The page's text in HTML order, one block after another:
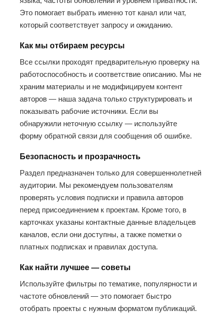
Это помогает выбрать именно тот канал или чат,
который соответствует запросу и ожиданию.
Как мы отбираем ресурсы
Все ссылки проходят предварительную проверку на
работоспособность и соответствие описанию. Мы не
храним материалы и не модифицируем контент
авторов — наша задача только структурировать и
показывать рабочие источники. Если вы
обнаружили неточную ссылку — используйте
форму обратной связи для сообщения об ошибке.
Безопасность и прозрачность
Раздел предназначен только для совершеннолетней
аудитории. Мы рекомендуем пользователям
проверять условия подписки и правила авторов
перед присоединением к проектам. Кроме того, в
карточках указаны контактные данные владельцев
каналов, если они доступны, а также пометки о
платных подписках и правилах доступа.
Как найти лучшее — советы
Используйте фильтры по тематике, популярности и
частоте обновлений — это помогает быстро
отобрать проекты с нужным форматом публикаций.